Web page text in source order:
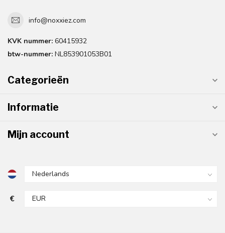
info@noxxiez.com
KVK nummer: 60415932
btw-nummer: NL853901053B01
Categorieën
Informatie
Mijn account
€